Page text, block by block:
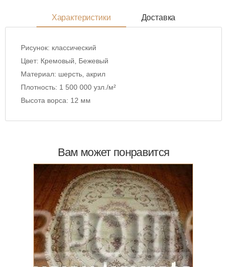
Характеристики Доставка
Рисунок: классический
Цвет: Кремовый, Бежевый
Материал: шерсть, акрил
Плотность: 1 500 000 узл./м²
Высота ворса: 12 мм
Вам может понравится